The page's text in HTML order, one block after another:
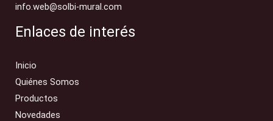
info.web@solbi-mural.com
Enlaces de interés
Inicio
Quiénes Somos
Productos
Novedades